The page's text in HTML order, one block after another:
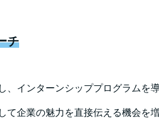
チ
、インターンシッププログラムを
て企業の魅力を直接伝える機会を